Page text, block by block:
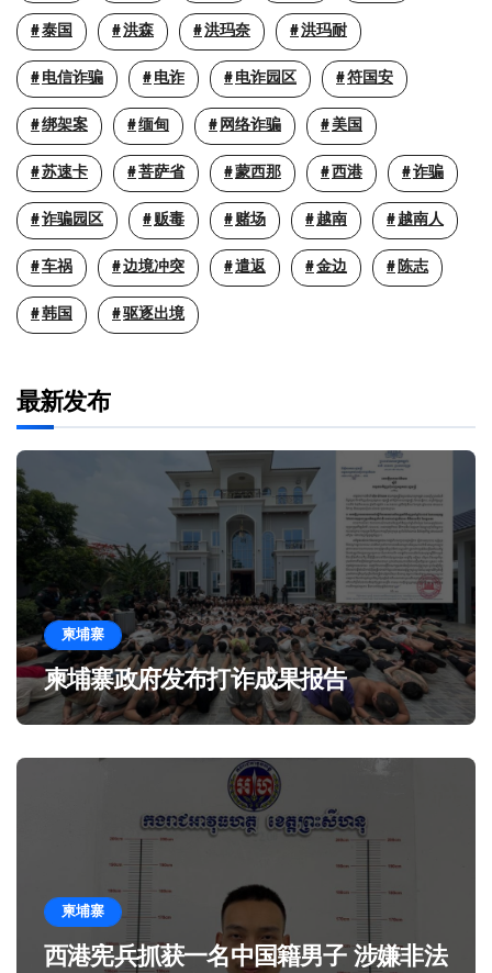
泰国 洪森 洪玛奈 洪玛耐
电信诈骗 电诈 电诈园区 符国安
绑架案 缅甸 网络诈骗 美国
苏速卡 菩萨省 蒙西那 西港 诈骗
诈骗园区 贩毒 赌场 越南 越南人
车祸 边境冲突 遣返 金边 陈志
韩国 驱逐出境
最新发布
柬埔寨
柬埔寨政府发布打诈成果报告
柬埔寨
西港宪兵抓获一名中国籍男子 涉嫌非法